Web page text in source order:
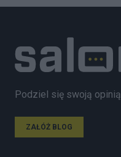
Podziel się swoją opinią
ZAŁÓŻ BLOG